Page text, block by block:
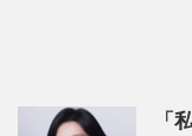
「